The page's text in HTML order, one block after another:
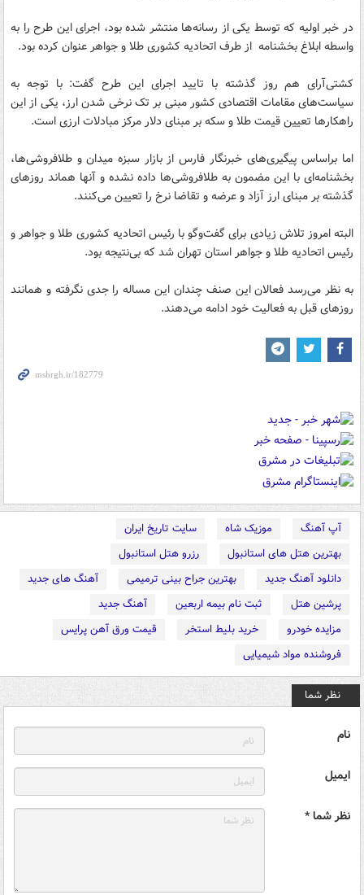
در خبر اولیه که توسط یکی از رسانه‌ها منتشر شده بود، اجرای این طرح را به
واسطه ابلاغ بخشنامه از طرف اتحادیه کشوری طلا و جواهر عنوان کرده بود.
کشتی‌آرای هم روز گذشته با تایید اجرای این طرح گفت: با توجه به
سیاست‌های مقامات اقتصادی کشور مبنی بر تک نرخی شدن ارز، یکی از این
راهکار‌ها تعیین قیمت طلا و سکه بر مبنای دلار مرکز مبادلات ارزی است.
اما براساس پیگیری‌های خبرنگار فارس از بازار سبزه میدان و طلافروشی‌ها،
بخشنامه‌ای با این مضمون به طلافروشی‌ها داده نشده و آنها هماند روز‌های
گذشته بر مبنای ارز آزاد و عرضه و تقاضا نرخ را تعیین می‌کنند.
البته امروز تلاش زیادی برای گفت‌وگو با رئیس اتحادیه کشوری طلا و جواهر و
رئیس اتحادیه طلا و جواهر استان تهران شد که بی‌نتیجه بود.
به نظر می‌رسد فعالان این صنف چندان این مساله را جدی نگرفته و همانند
روزهای قبل به فعالیت خود ادامه می‌دهند.
آپ آهنگ موزیک شاه
سایت تاریخ ایران
بهترین هتل های استانبول
رزرو هتل استانبول
دانلود آهنگ جدید
بهترین جراح بینی ترمیمی
آهنگ های جدید
پرشین هتل
ثبت نام بیمه اربعین
آهنگ جدید
مزایده خودرو
خرید بلیط استخر
قیمت ورق آهن پرایس
فروشنده مواد شیمیایی
نظر شما
نام
ایمیل
نظر شما *